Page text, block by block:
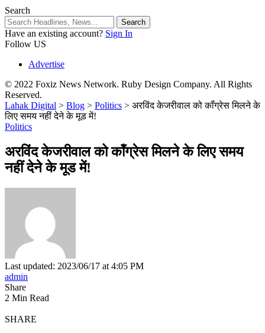
Search
Have an existing account? Sign In
Follow US
Advertise
© 2022 Foxiz News Network. Ruby Design Company. All Rights
Reserved.
Lahak Digital > Blog > Politics > अरविंद केजरीवाल को कॉंग्रेस मिलने के
लिए समय नहीं देने के मूड में!
Politics
अरविंद केजरीवाल को कॉंग्रेस मिलने के लिए समय
नहीं देने के मूड में!
Last updated: 2023/06/17 at 4:05 PM
admin
Share
2 Min Read
SHARE